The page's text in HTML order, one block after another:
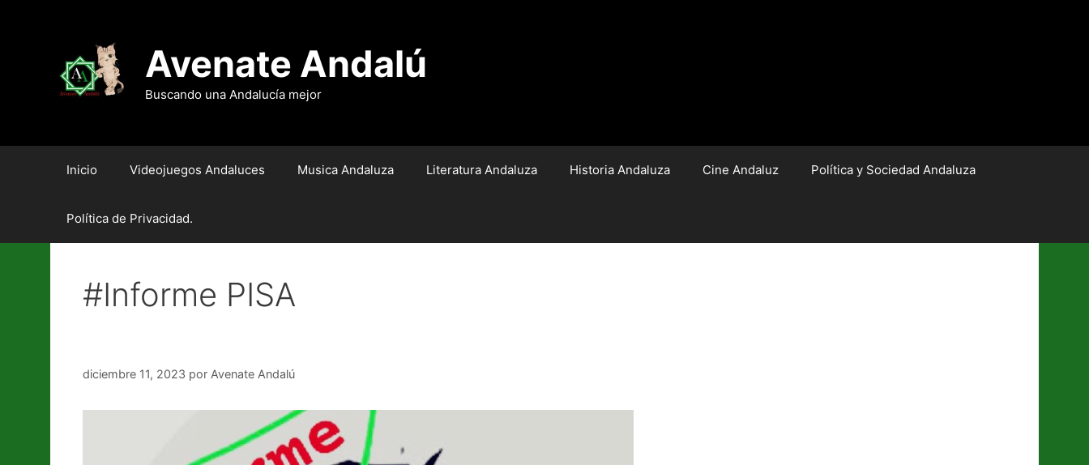
Avenate Andalú
Buscando una Andalucía mejor
Inicio Videojuegos Andaluces Musica Andaluza Literatura Andaluza Historia Andaluza Cine Andaluz Política y Sociedad Andaluza
Política de Privacidad.
#Informe PISA
diciembre 11, 2023 por Avenate Andalú